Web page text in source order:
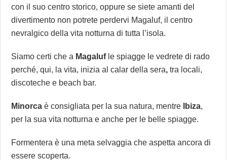
con il suo centro storico, oppure se siete amanti del
divertimento non potrete perdervi Magaluf, il centro
nevralgico della vita notturna di tutta l’isola.
Siamo certi che a Magalufle spiagge le vedrete di rado
perché, qui, la vita, inizia al calar della sera,tra locali,
discoteche e beach bar.
Minorca è consigliata per la sua natura, mentre Ibiza,
per la sua vita notturna e anche per le belle spiagge.
Formentera è una meta selvaggia che aspetta ancora di
essere scoperta.